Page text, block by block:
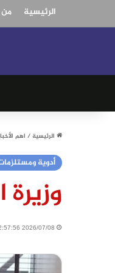
الرئيسية
الرئيسية/ اهم
أدوية
2026/07/08 12:57:56 مساءً